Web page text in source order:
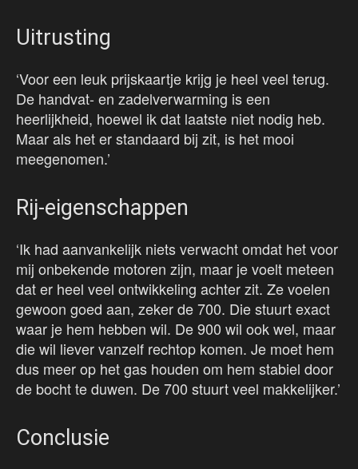
Uitrusting
‘Voor een leuk prijskaartje krijg je heel veel terug.
De handvat- en zadelverwarming is een
heerlijkheid, hoewel ik dat laatste niet nodig heb.
Maar als het er standaard bij zit, is het mooi
meegenomen.’
Rij-eigenschappen
‘Ik had aanvankelijk niets verwacht omdat het voor
mij onbekende motoren zijn, maar je voelt meteen
dat er heel veel ontwikkeling achter zit. Ze voelen
gewoon goed aan, zeker de 700. Die stuurt exact
waar je hem hebben wil. De 900 wil ook wel, maar
die wil liever vanzelf rechtop komen. Je moet hem
dus meer op het gas houden om hem stabiel door
de bocht te duwen. De 700 stuurt veel makkelijker.’
Conclusie